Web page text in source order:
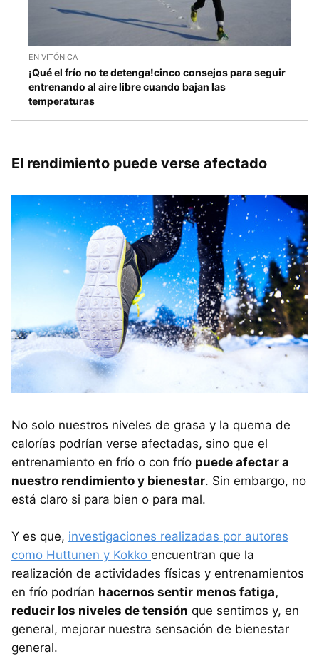
EN VITÓNICA
¡Qué el frío no te detenga!cinco consejos para seguir
entrenando al aire libre cuando bajan las
temperaturas
El rendimiento puede verse afectado
No solo nuestros niveles de grasa y la quema de
calorías podrían verse afectadas, sino que el
entrenamiento en frío o con frío puede afectar a
nuestro rendimiento y bienestar. Sin embargo, no
está claro si para bien o para mal.
Y es que, investigaciones realizadas por autores
como Huttunen y Kokko encuentran que la
realización de actividades físicas y entrenamientos
en frío podrían hacernos sentir menos fatiga,
reducir los niveles de tensión que sentimos y, en
general, mejorar nuestra sensación de bienestar
general.